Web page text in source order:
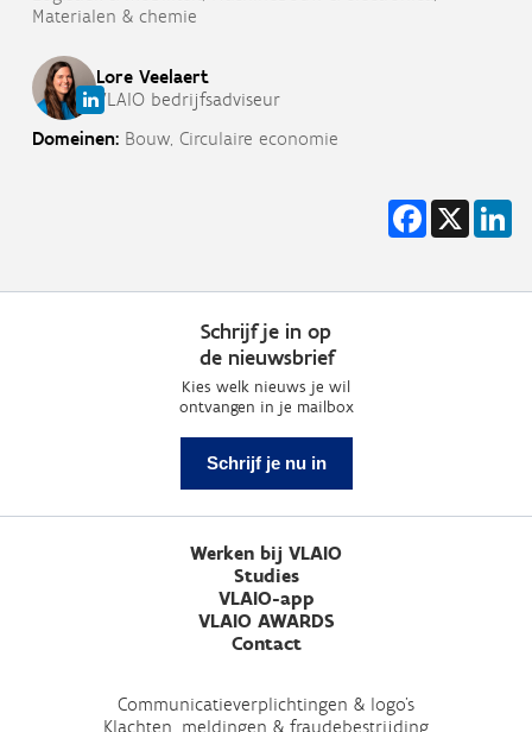
Materialen & chemie
Lore Veelaert
VLAIO bedrijfsadviseur
Domeinen: Bouw, Circulaire economie
Facebook
X
Schrijf je in op
de nieuwsbrief
Kies welk nieuws je wil
ontvangen in je mailbox
Schrijf je nu in
Werken bij VLAIO
Studies
VLAIO-app
VLAIO AWARDS
Contact
Communicatieverplichtingen & logo's
Klachten, meldingen & fraudebestrijding